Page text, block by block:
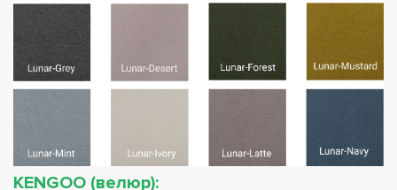
KENGOO (велюр):